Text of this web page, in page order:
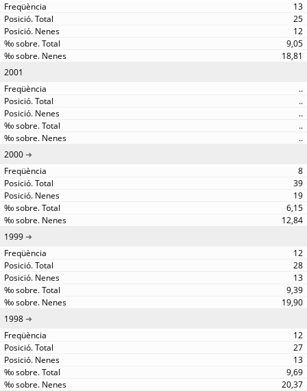
13
25
12
9,05
18,81
2001
..
..
..
..
..
2000
8
39
19
6,15
12,84
1999
12
28
13
9,39
19,90
1998
12
27
13
9,69
20,37